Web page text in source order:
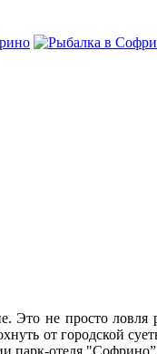
Это не просто
от городской
парк-отеля